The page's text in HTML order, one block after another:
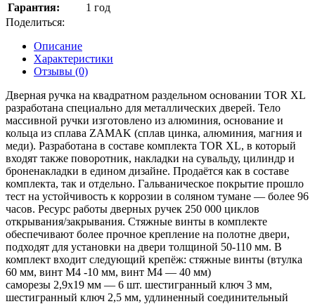
Гарантия:
1 год
Поделиться:
Описание
Характеристики
Отзывы (0)
Дверная ручка на квадратном раздельном основании TOR XL
разработана специально для металлических дверей. Тело
массивной ручки изготовлено из алюминия, основание и
кольца из сплава ZAMAK (сплав цинка, алюминия, магния и
меди). Разработана в составе комплекта TOR XL, в который
входят также поворотник, накладки на сувальду, цилиндр и
броненакладки в едином дизайне. Продаётся как в составе
комплекта, так и отдельно. Гальваническое покрытие прошло
тест на устойчивость к коррозии в соляном тумане — более 96
часов. Ресурс работы дверных ручек 250 000 циклов
открывания/закрывания. Стяжные винты в комплекте
обеспечивают более прочное крепление на полотне двери,
подходят для установки на двери толщиной 50-110 мм. В
комплект входит следующий крепёж: стяжные винты (втулка
60 мм, винт М4 -10 мм, винт М4 — 40 мм)
саморезы 2,9х19 мм — 6 шт. шестигранный ключ 3 мм,
шестигранный ключ 2,5 мм, удлиненный соединительный